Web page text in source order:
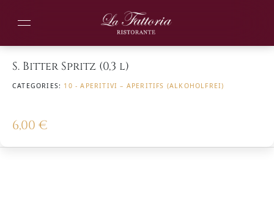
S. Bitter Spritz (0,3 l)
CATEGORIES: 10 - APERITIVI – APERITIFS (ALKOHOLFREI)
6,00 €